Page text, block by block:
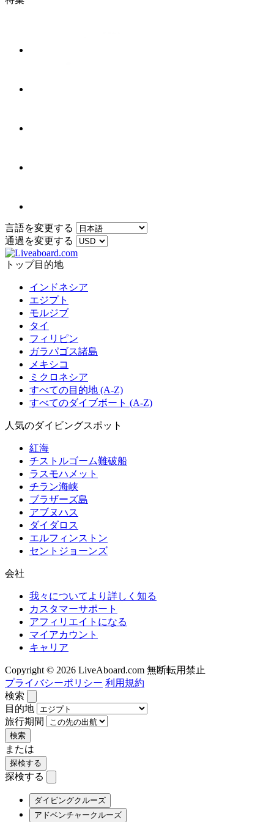
言語を変更する
通過を変更する
トップ目的地
インドネシア
エジプト
モルジブ
タイ
フィリピン
ガラパゴス諸島
メキシコ
ミクロネシア
すべての目的地 (A-Z)
すべてのダイブボート (A-Z)
人気のダイビングスポット
紅海
チストルゴーム難破船
ラスモハメット
チラン海峡
ブラザーズ島
アブヌハス
ダイダロス
エルフィンストン
セントジョーンズ
会社
我々についてより詳しく知る
カスタマーサポート
アフィリエイトになる
マイアカウント
キャリア
Copyright © 2026 LiveAboard.com 無断転用禁止
プライバシーポリシー 利用規約
検索
目的地
旅行期間
検索
または
探検する
探検する
ダイビングクルーズ
アドベンチャークルーズ